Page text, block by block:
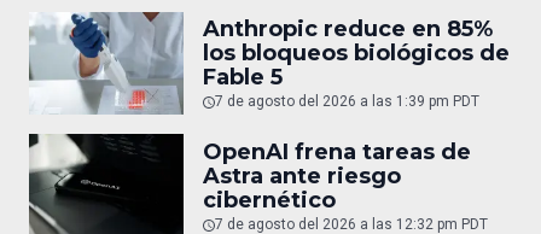
Anthropic reduce en 85%
los bloqueos biológicos de
Fable 5
7 de agosto del 2026 a las 1:39 pm PDT
OpenAI frena tareas de
Astra ante riesgo
cibernético
7 de agosto del 2026 a las 12:32 pm PDT